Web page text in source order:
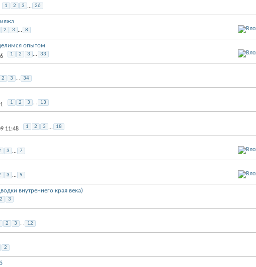
1 2 3 ... 26
2 3 ... 8
опытом
1 2 3 ... 33
2 3 ... 34
1 2 3 ... 13
11:48 1 2 3 ... 18
3 ... 7
3 ... 9
внутреннего края века)
2 3
2 3 ... 12
2